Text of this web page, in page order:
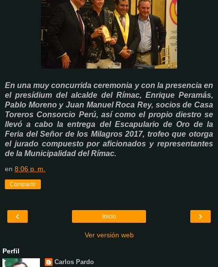
En una muy concurrida ceremonia y con la presencia en
el presídium del alcalde del Rímac, Enrique Peramás,
Pablo Moreno y Juan Manuel Roca Rey, socios de Casa
Toreros Consorcio Perú, así como el propio diestro se
llevó a cabo la entrega del Escapulario de Oro de la
Feria del Señor de los Milagros 2017, trofeo que otorga
el jurado compuesto por aficionados y representantes
de la Municipalidad del Rímac.
en 8:06 p. m.
Compartir
‹ ›
Inicio
Ver versión web
Perfil
Carlos Pardo